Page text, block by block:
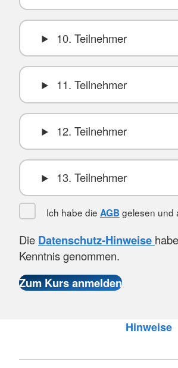
10. Teilnehmer
11. Teilnehmer
12. Teilnehmer
13. Teilnehmer
Ich habe die AGB gelesen und
Die Datenschutz-Hinweise
Kenntnis genommen.
Hinweise